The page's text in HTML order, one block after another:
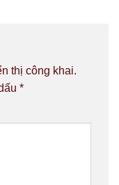
thị công khai.
*